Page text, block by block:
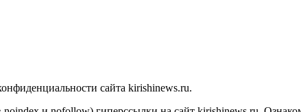
сайта kirishinews.ru.